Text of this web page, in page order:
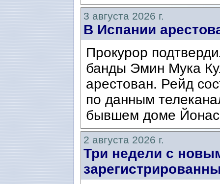
3 августа 2026 г.
В Испании
Прокурор
банды Эмин Мука
арестован. Рейд
по данным
бывшем доме
2 августа 2026 г.
Три недели с